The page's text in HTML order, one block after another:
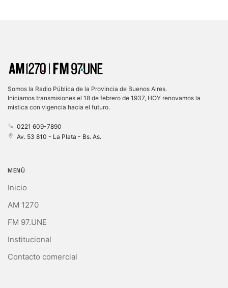
Somos la Radio Pública de la Provincia de Buenos Aires.
Iniciamos transmisiones el 18 de febrero de 1937, HOY renovamos la
mística con vigencia hacia el futuro.
0221 609-7890
Av. 53 810 - La Plata - Bs. As.
MENÚ
Inicio
AM 1270
FM 97.UNE
Institucional
Contacto comercial